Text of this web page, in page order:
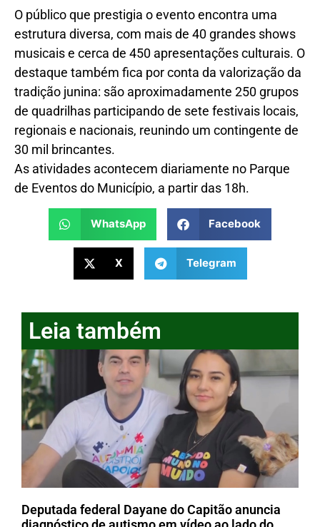
O público que prestigia o evento encontra uma
estrutura diversa, com mais de 40 grandes shows
musicais e cerca de 450 apresentações culturais. O
destaque também fica por conta da valorização da
tradição junina: são aproximadamente 250 grupos
de quadrilhas participando de sete festivais locais,
regionais e nacionais, reunindo um contingente de
30 mil brincantes.
As atividades acontecem diariamente no Parque
de Eventos do Município, a partir das 18h.
WhatsApp Facebook
X Telegram
Leia também
Deputada federal Dayane do Capitão anuncia